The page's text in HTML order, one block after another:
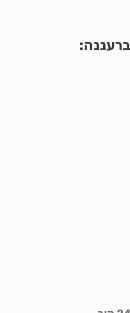
ברעננה: